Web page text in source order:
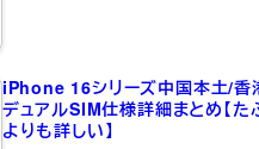
iPhone 16シリーズ中国本土/香
デュアルSIM仕様詳細まとめ【た
よりも詳しい】